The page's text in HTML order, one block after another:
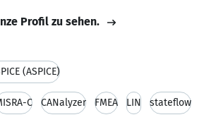
Profil zu sehen.
(ASPICE)
C CANalyzer FMEA LIN stateflow